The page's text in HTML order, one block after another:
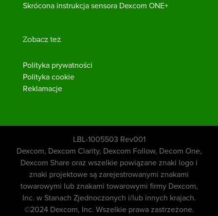
Skrócona instrukcja sensora Dexcom ONE+
Zobacz też
Polityka prywatności
Polityka cookie
Reklamacje
LBL-1005503 Rev001
Dexcom, Dexcom Clarity, Dexcom Follow, Decom One,
Dexcom Share oraz wszelkie powiązane znaki logo i
znaki projektowe są zarejestrowanymi znakami
towarowymi lub znakami towarowymi firmy Dexcom,
Inc. w Stanach Zjednoczonych i/lub innych krajach.
©2024 Dexcom, Inc. Wszelkie prawa zastrzeżone.